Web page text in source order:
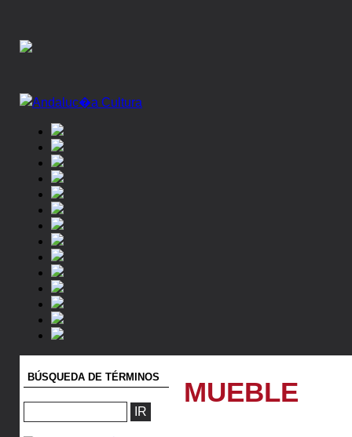
BÚSQUEDA DE TÉRMINOS MUEBLE